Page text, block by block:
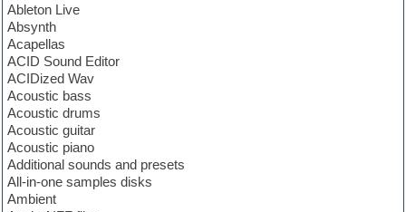
Ableton Live
Absynth
Acapellas
ACID Sound Editor
ACIDized Wav
Acoustic bass
Acoustic drums
Acoustic guitar
Acoustic piano
Additional sounds and presets
All-in-one samples disks
Ambient